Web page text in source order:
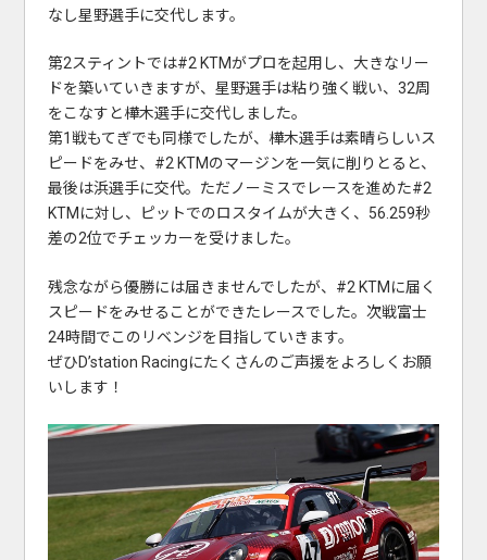
なし星野選手に交代します。
第2スティントでは#2 KTMがプロを起用し、大きなリー
ドを築いていきますが、星野選手は粘り強く戦い、32周
をこなすと樺木選手に交代しました。
第1戦もてぎでも同様でしたが、樺木選手は素晴らしいス
ピードをみせ、#2 KTMのマージンを一気に削りとると、
最後は浜選手に交代。ただノーミスでレースを進めた#2
KTMに対し、ピットでのロスタイムが大きく、56.259秒
差の2位でチェッカーを受けました。
残念ながら優勝には届きませんでしたが、#2 KTMに届く
スピードをみせることができたレースでした。次戦富士
24時間でこのリベンジを目指していきます。
ぜひD’station Racingにたくさんのご声援をよろしくお願
いします！